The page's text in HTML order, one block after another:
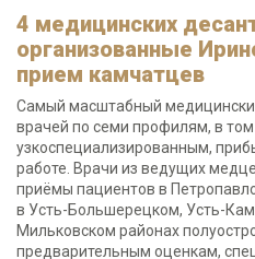
4 медицинских
организованные
прием камчатцев
Самый масштабный
врачей по семи профилям, в
узкоспециализированным,
работе. Врачи из ведущих
приёмы пациентов в
в Усть-Большерецком, Усть-
Мильковском районах
предварительным оценкам,